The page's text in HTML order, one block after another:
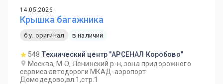
14.05.2026
Крышка багажника
б.у. оригинал в наличии
548 Технический центр "АРСЕНАЛ Коробово"
Москва, М.О, Ленинский р-н, зона придорожного
сервиса автодороги МКАД-аэропорт
Домодедово,вл.1,стр.1